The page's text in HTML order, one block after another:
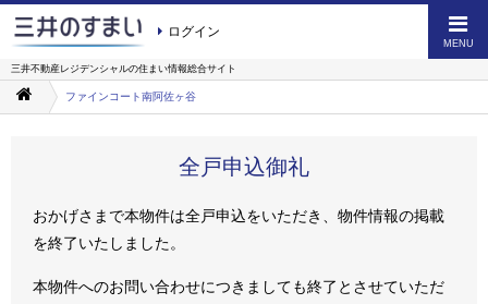
ログイン
MENU
三井不動産レジデンシャルの住まい情報総合サイト
ファインコート南阿佐ヶ谷
全戸申込御礼
おかげさまで本物件は全戸申込をいただき、物件情報の掲載
を終了いたしました。
本物件へのお問い合わせにつきましても終了とさせていただ